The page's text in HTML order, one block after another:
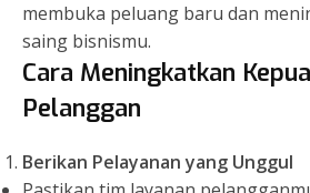
membuka peluang baru dan
saing bisnismu.
Cara Meningkatkan
Pelanggan
Berikan Pelayanan yang Unggul